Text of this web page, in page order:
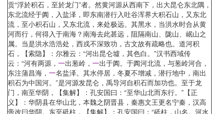
贡“浮於积石，至於龙门”者。然黄河源从西南下，出大昆仑东北隅，
东北流经于阗，入盐泽，即东南潜行入吐谷浑界大积石山，又东北
流，至小积石山，又东北流，来处极远。其黑水，当洪水时合从黄
河而行，何得入于南海？南海去此甚远，阻隔南山、陇山、岷山之
属。当是洪水浩浩处，西戎不深致功，古文故有疏略也。道河积
石，【索隐】：尔雅云：“河出昆仑墟，其色白。”汉书西域传
云：“河有两源， 一出葱岭， 一出于阗。于阗河北流，与葱岭河合，
东注蒲昌海， 一名盐泽。其水停居，冬夏不增减，潜行地中，南出
积石为中国河。”是河源发昆仑，禹导河自积石而加功也。至于龙
门，南至华阴，【集解】：孔安国曰：“至华山北而东行。”【正
义】：华阴县在华山北，本魏之阴晋县，秦惠文王更名宁秦，汉高
帝改曰华阴。东至砥柱，【集解】：孔安国曰：“砥柱，山名。河水